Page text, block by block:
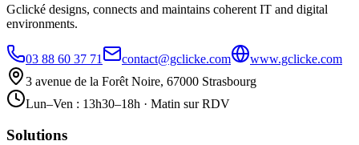
Gclické designs, connects and maintains coherent IT and digital
environments.
03 88 60 37 71 contact@gclicke.com
www.gclicke.com
3 avenue de la Forêt Noire, 67000 Strasbourg
Lun–Ven : 13h30–18h · Matin sur RDV
Solutions